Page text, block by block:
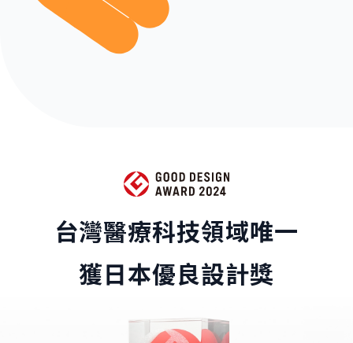
台灣醫療科技領域唯一
獲日本優良設計獎